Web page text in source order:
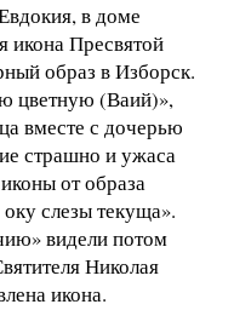
в доме
икона Пресвятой
образ в Изборск.
цветную (Ваий)»,
вместе с дочерью
страшно и ужаса
от образа
слезы текуща».
видели потом
Николая
икона.